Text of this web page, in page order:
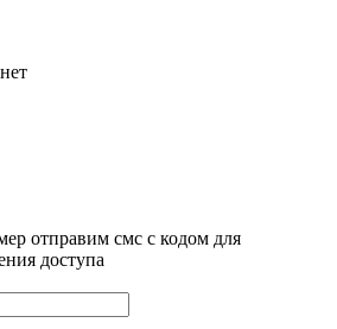
отправим смс с кодом для
доступа